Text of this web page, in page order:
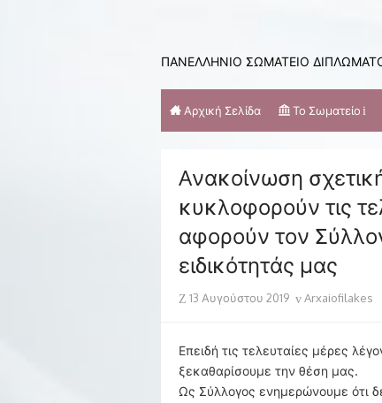
ΠΑΝΕΛΛΗΝΙΟ ΣΩΜΑΤΕΙΟ
Αρχική Σελίδα Το Σωματείο
Aνακοίνωση
κυκλοφορούν τις
αφορούν τον
ειδικότητάς μας
Posted
13 Αυγούστου 2019 Author
Arxaiofilakes
Επειδή τις τελευταίες μέρες
ξεκαθαρίσουμε την θέση μας.
Ως Σύλλογος ενημερώνουμε ότι